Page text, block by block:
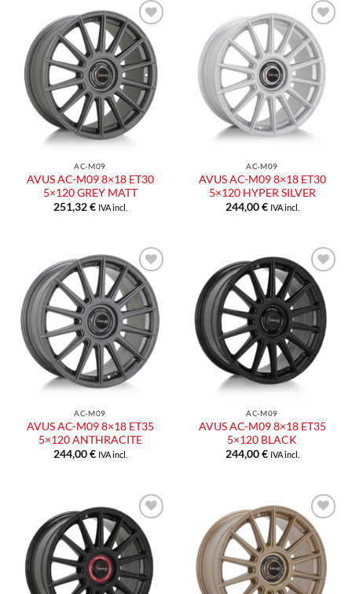
Aggiungi
alla lista
dei
desideri
AC-M09
AVUS AC-M09 8×18 ET30
5×120 GREY MATT
251,32€ IVA incl.
Aggiungi
alla lista
dei
desideri
AC-M09
AVUS AC-M09 8×18 ET30
5×120 HYPER SILVER
244,00€ IVA incl.
Aggiungi
alla lista
dei
desideri
AC-M09
AVUS AC-M09 8×18 ET35
5×120 ANTHRACITE
244,00€ IVA incl.
Aggiungi
alla lista
dei
desideri
AC-M09
AVUS AC-M09 8×18 ET35
5×120 BLACK
244,00€ IVA incl.
Aggiungi
alla lista
dei
desideri
Aggiungi
alla lista
dei
desideri